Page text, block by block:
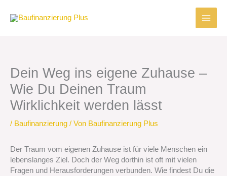
Inhalt
Dein Weg ins eigene Zuhause –
Wie Du Deinen Traum
Wirklichkeit werden lässt
/ Baufinanzierung / Von Baufinanzierung Plus
Der Traum vom eigenen Zuhause ist für viele Menschen ein
lebenslanges Ziel. Doch der Weg dorthin ist oft mit vielen
Fragen und Herausforderungen verbunden. Wie findest Du die